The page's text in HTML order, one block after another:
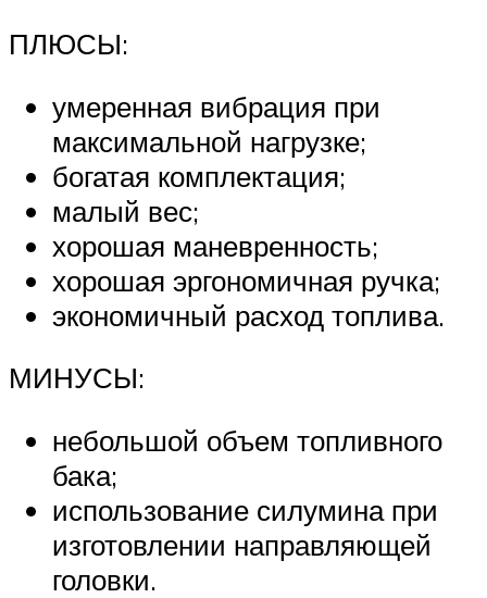
ПЛЮСЫ:
умеренная вибрация при
максимальной нагрузке;
богатая комплектация;
малый вес;
хорошая маневренность;
хорошая эргономичная ручка;
экономичный расход топлива.
МИНУСЫ:
небольшой объем топливного
бака;
использование силумина при
изготовлении направляющей
головки.